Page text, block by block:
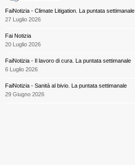
FaiNotizia - Climate Litigation. La puntata settimanale
27 Luglio 2026
Fai Notizia
20 Luglio 2026
FaiNotizia - Il lavoro di cura. La puntata settimanale
6 Luglio 2026
FaiNotizia - Sanità al bivio. La puntata settimanale
29 Giugno 2026